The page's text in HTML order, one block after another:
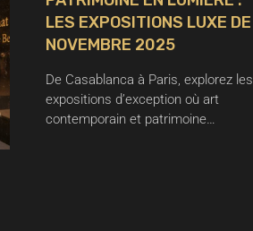
LES EXPOSITIONS LUXE DE
NOVEMBRE 2025
De Casablanca à Paris, explorez les
expositions d’exception où art
contemporain et patrimoine…